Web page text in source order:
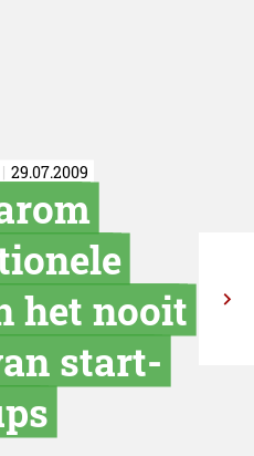
29.07.2009